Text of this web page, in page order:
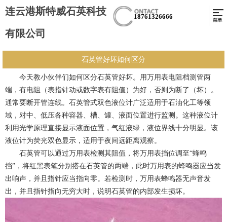
连云港斯特威石英科技
有限公司
18761326666
石英管好坏如何区分
今天教小伙伴们如何区分石英管好坏。用万用表电阻档测管两
端，有电阻（表指针动或数字表有阻值）为好，否则为断了（坏）。
通常要断开管连线。石英管式双色液位计广泛适用于石油化工等领
域，对中、低压各种容器、槽、罐、液面位置进行监测。这种液位计
利用光学原理直接显示液面位置，气红液绿，液位界线十分明显。该
液位计为荧光双色显示，适用于夜间远距离观察。
石英管可以通过万用表检测其阻值，将万用表挡位调至“蜂鸣
挡”，将红黑表笔分别搭在石英管的两端，此时万用表的蜂鸣器应当发
出响声，并且指针应当指向零。若检测时，万用表蜂鸣器无声音发
出，并且指针指向无穷大时，说明石英管的内部发生损坏。